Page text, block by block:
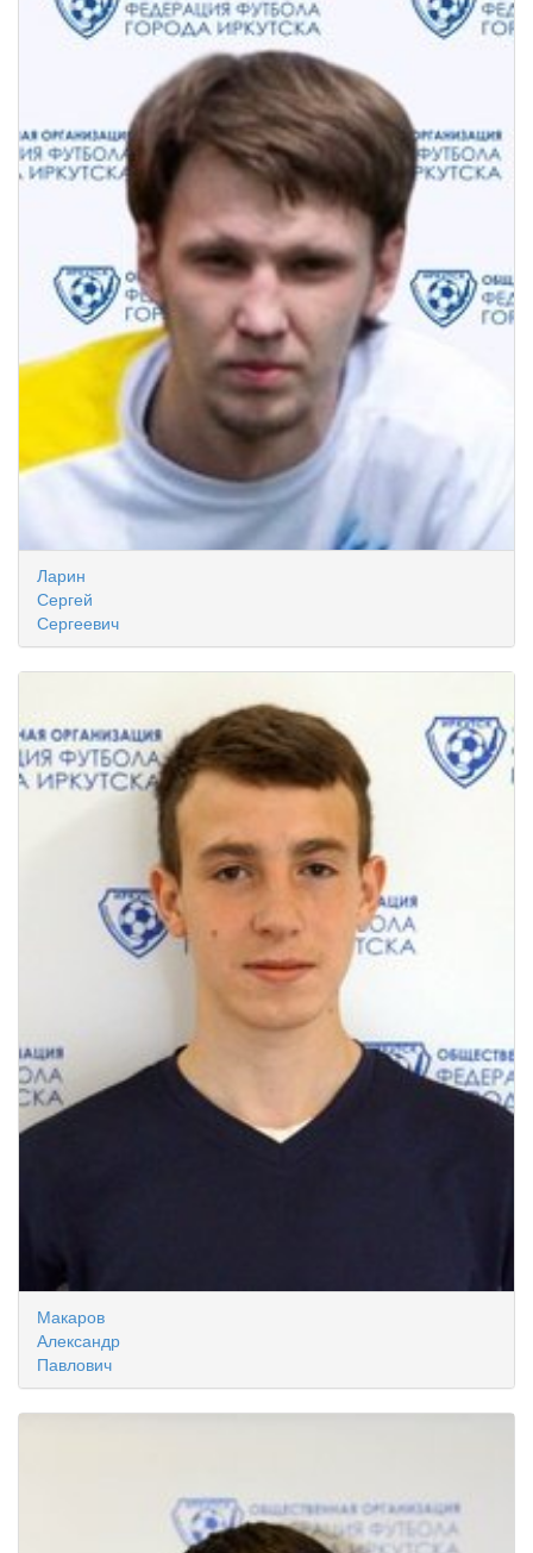
Ларин
Сергей
Сергеевич
Макаров
Александр
Павлович